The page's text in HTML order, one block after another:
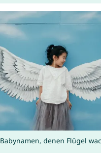
Babynamen, denen Flügel